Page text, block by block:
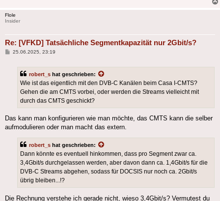
Flole
Insider
Re: [VFKD] Tatsächliche Segmentkapazität nur 2Gbit/s?
Beitrag
25.06.2025, 23:19
robert_s hat geschrieben:
Wie ist das eigentlich mit den DVB-C Kanälen beim Casa I-CMTS?
Gehen die am CMTS vorbei, oder werden die Streams vielleicht mit
durch das CMTS geschickt?
Das kann man konfigurieren wie man möchte, das CMTS kann die selber
aufmodulieren oder man macht das extern.
robert_s hat geschrieben:
Dann könnte es eventuell hinkommen, dass pro Segment zwar ca.
3,4Gbit/s durchgelassen werden, aber davon dann ca. 1,4Gbit/s für die
DVB-C Streams abgehen, sodass für DOCSIS nur noch ca. 2Gbit/s
übrig bleiben...!?
Die Rechnung verstehe ich gerade nicht, wieso 3,4Gbit/s? Vermutest du